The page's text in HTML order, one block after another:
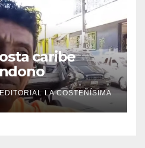
caribe
EDITORIAL LA COSTEÑÍSIMA